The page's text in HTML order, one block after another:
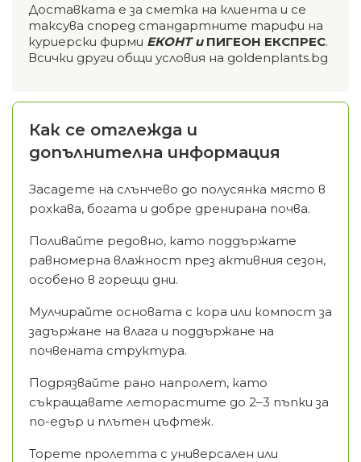
Доставката е за сметка на клиента и се
таксува според стандартните тарифи на
куриерски фирми ЕКОНТ и ПИГЕОН ЕКСПРЕС.
Всички други общи условия на goldenplants.bg
Как се отглежда и
допълнителна информация
Засадете на слънчево до полусянка място в
рохкава, богата и добре дренирана почва.
Поливайте редовно, като поддържате
равномерна влажност през активния сезон,
особено в горещи дни.
Мулчирайте основата с кора или компост за
задържане на влага и поддържане на
почвената структура.
Подрязвайте рано напролет, като
съкращавате леторастите до 2–3 пъпки за
по-едър и плътен цъфтеж.
Торете пролетта с универсален или